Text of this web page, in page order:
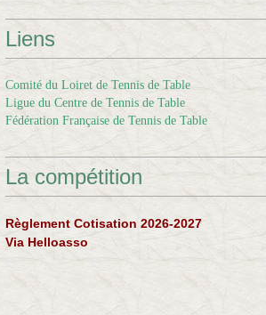
Liens
Comité du Loiret de Tennis de Table
Ligue du Centre de Tennis de Table
Fédération Française de Tennis de Table
La compétition
Règlement Cotisation 2026-2027
Via Helloasso